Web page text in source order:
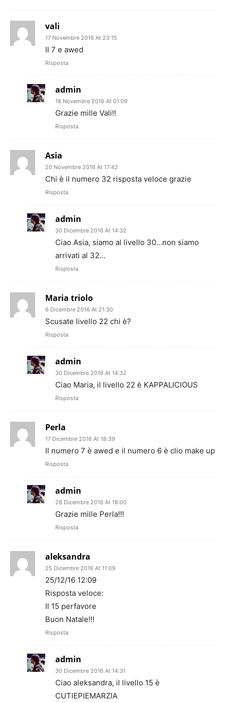
vali
17 Novembre 2016 At 23:15
Il 7 e awed
Risposta
admin
18 Novembre 2016 At 01:09
Grazie mille Vali!!
Risposta
Asia
20 Novembre 2016 At 17:42
Chi è il numero 32 risposta veloce grazie
Risposta
admin
30 Dicembre 2016 At 14:32
Ciao Asia, siamo al livello 30…non siamo
arrivati al 32…
Risposta
Maria triolo
6 Dicembre 2016 At 21:30
Scusate livello 22 chi è?
Risposta
admin
30 Dicembre 2016 At 14:32
Ciao Maria, il livello 22 è KAPPALICIOUS
Risposta
Perla
17 Dicembre 2016 At 18:39
Il numero 7 è awed e il numero 6 è clio make up
Risposta
admin
28 Dicembre 2016 At 18:00
Grazie mille Perla!!!
Risposta
aleksandra
25 Dicembre 2016 At 11:09
25/12/16 12:09
Risposta veloce:
Il 15 perfavore
Buon Natale!!!
Risposta
admin
30 Dicembre 2016 At 14:31
Ciao aleksandra, il livello 15 è
CUTIEPIEMARZIA